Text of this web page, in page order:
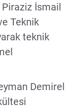
İsmail
Teknik
teknik
Demirel